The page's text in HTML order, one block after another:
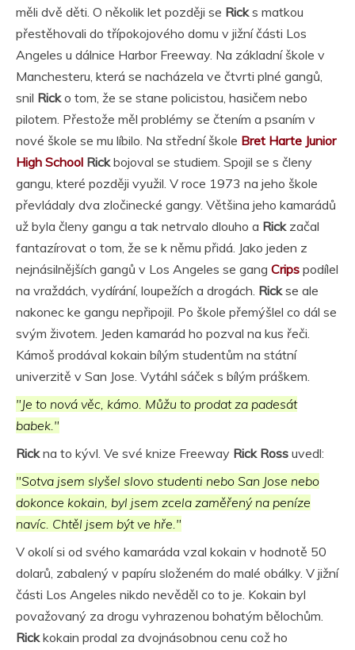
měli dvě děti. O několik let později se Ricks matkou
přestěhovali do třípokojového domu v jižní části Los
Angeles u dálnice Harbor Freeway. Na základní škole v
Manchesteru, která se nacházela ve čtvrti plné gangů,
snil Ricko tom, že se stane policistou, hasičem nebo
pilotem. Přestože měl problémy se čtením a psaním v
nové škole se mu líbilo. Na střední škole Bret Harte Junior
High School Rickbojoval se studiem. Spojil se s členy
gangu, které později využil. V roce 1973 na jeho škole
převládaly dva zločinecké gangy. Většina jeho kamarádů
už byla členy gangu a tak netrvalo dlouho a Rickzačal
fantazírovat o tom, že se k němu přidá. Jako jeden z
nejnásilnějších gangů v Los Angeles se gang Crips podílel
na vraždách, vydírání, loupežích a drogách. Rickse ale
nakonec ke gangu nepřipojil. Po škole přemýšlel co dál se
svým životem. Jeden kamarád ho pozval na kus řeči.
Kámoš prodával kokain bílým studentům na státní
univerzitě v San Jose. Vytáhl sáček s bílým práškem.
"Je to nová věc, kámo. Můžu to prodat za padesát
babek."
Rickna to kývl. Ve své knize Freeway Rick Ross uvedl:
"Sotva jsem slyšel slovo studenti nebo San Jose nebo
dokonce kokain, byl jsem zcela zaměřený na peníze
navíc. Chtěl jsem být ve hře."
V okolí si od svého kamaráda vzal kokain v hodnotě 50
dolarů, zabalený v papíru složeném do malé obálky. V jižní
části Los Angeles nikdo nevěděl co to je. Kokain byl
považovaný za drogu vyhrazenou bohatým bělochům.
Rickkokain prodal za dvojnásobnou cenu což ho